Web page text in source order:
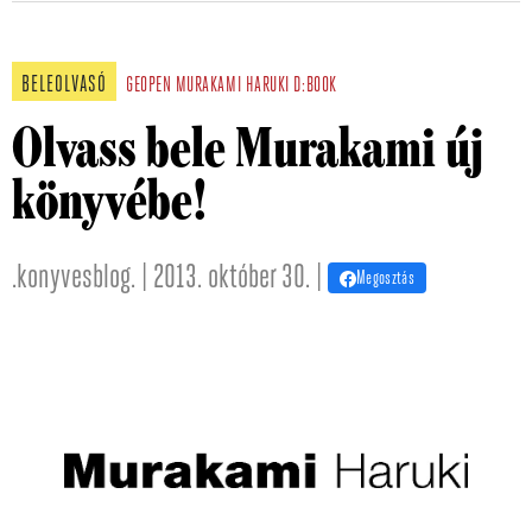
BELEOLVASÓ GEOPEN MURAKAMI HARUKI D:BOOK
Olvass bele Murakami új
könyvébe!
.konyvesblog. | 2013. október 30. | Megosztás